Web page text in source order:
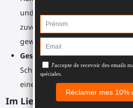
und sicheren Befestigungen
zuverlässiges und langlebiges
gewährleistet.
Geschützte Controller: In
Schicht schwarzes Gummi
eine perfekte Passform.
Im Lieferumfang enthalten: